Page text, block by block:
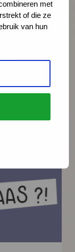
met
of die ze
van hun
gezinnen
vragen.
kinderen